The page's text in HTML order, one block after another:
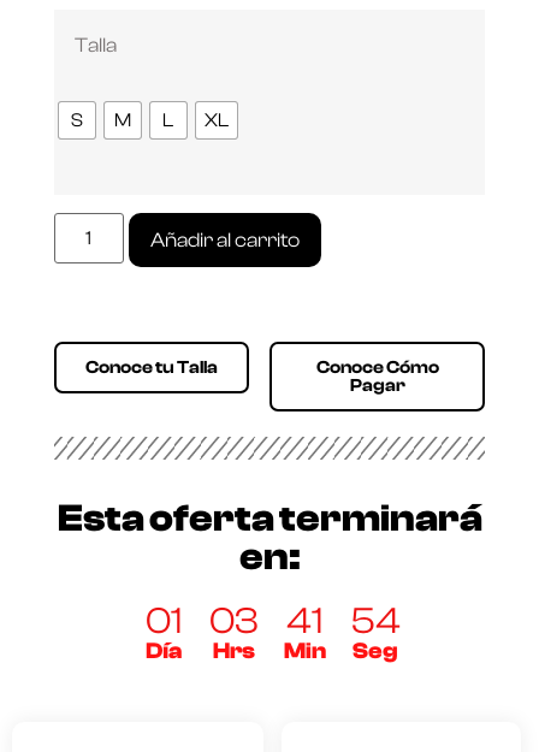
Talla
S M L XL
Añadir al carrito
Conoce tu Talla
Conoce Cómo
Pagar
Esta oferta terminará
en:
01
Día
03
Hrs
41
Min
54
Seg